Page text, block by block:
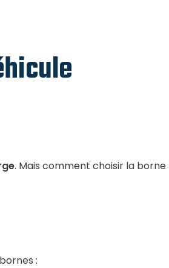
. Mais comment choisir la borne
: